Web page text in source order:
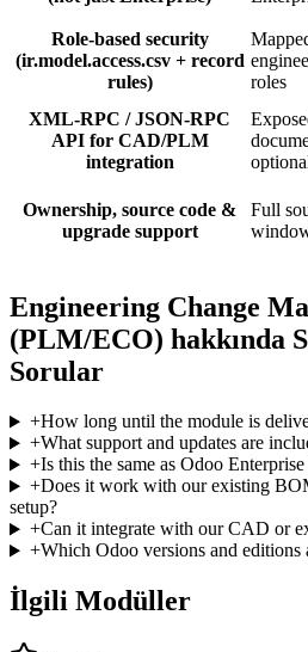
Role-based security
(ir.model.access.csv + record
rules)
roles
XML-RPC / JSON-RPC
API for CAD/PLM
integration
Ownership, source code &
upgrade support
Full
Engineering Change
(PLM/ECO) hakkında
Sorular
+How long until the module is
+What support and updates are
+Is this the same as Odoo
+Does it work with our existing
setup?
+Can it integrate with our CAD or
+Which Odoo versions and editions
İlgili Modüller